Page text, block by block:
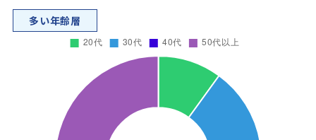
多い年齢層